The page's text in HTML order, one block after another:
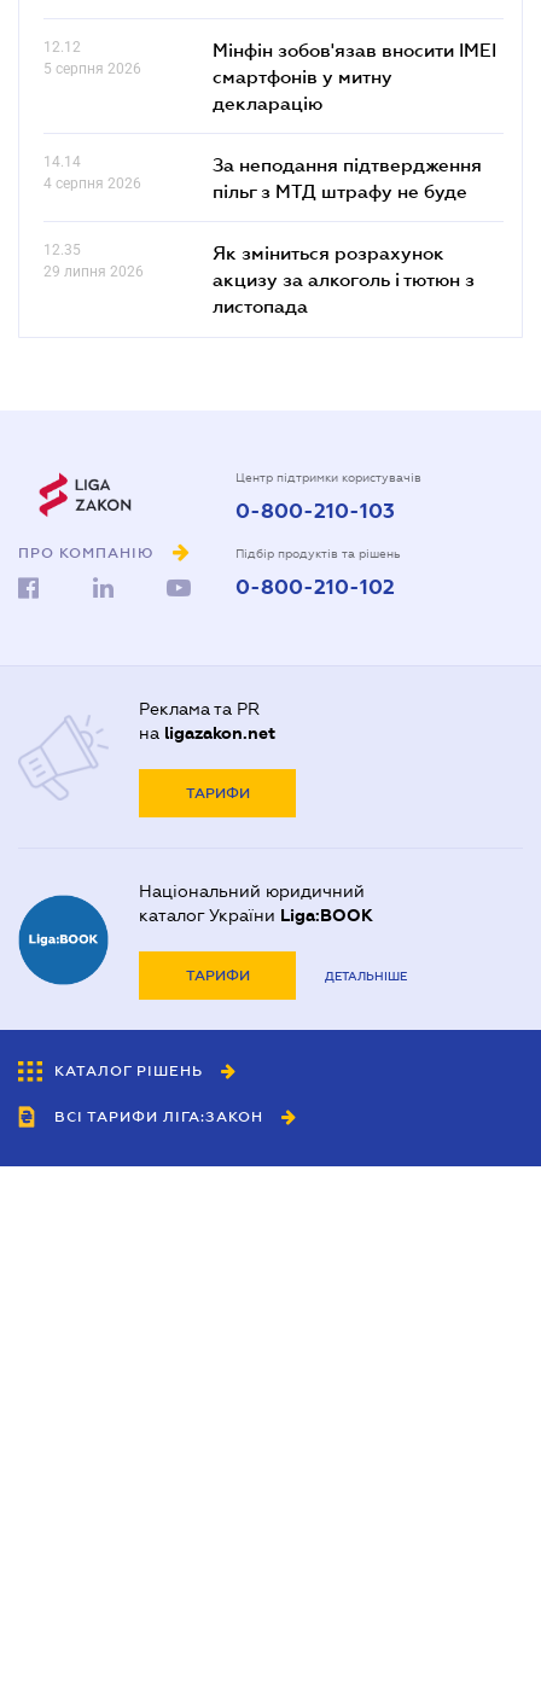
12.12
5 серпня 2026
Мінфін зобов'язав вносити IMEI
смартфонів у митну
декларацію
14.14
4 серпня 2026
За неподання підтвердження
пільг з МТД штрафу не буде
12.35
29 липня 2026
Як зміниться розрахунок
акцизу за алкоголь і тютюн з
листопада
ПРО КОМПАНІЮ
Центр підтримки користувачів
0-800-210-103
Підбір продуктів та рішень
0-800-210-102
Реклама та PR
на ligazakon.net
ТАРИФИ
Національний юридичний
каталог України Liga:BOOK
ТАРИФИ ДЕТАЛЬНІШЕ
КАТАЛОГ РІШЕНЬ
ВСІ ТАРИФИ ЛІГА:ЗАКОН